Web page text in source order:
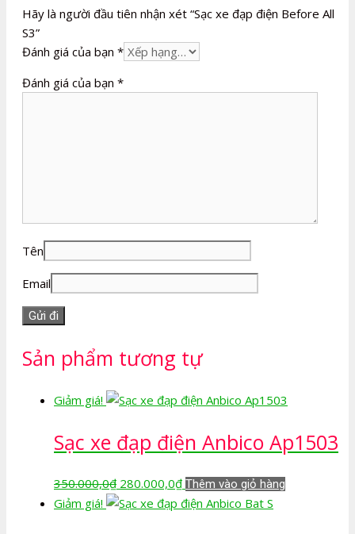
Hãy là người đầu tiên nhận xét “Sạc xe đạp điện Before All
S3”
Đánh giá của bạn *
Đánh giá của bạn *
Tên
Email
Sản phẩm tương tự
Giảm giá!
Sạc xe đạp điện Anbico Ap1503
350.000,0₫ Giá
gốc
280.000,0₫Giá
hiện
Thêm vào giỏ hàng
Giảm giá!